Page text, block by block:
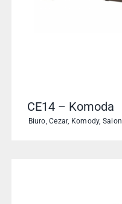
CE14 – Komoda
Biuro ,Cezar, Komody, Salon